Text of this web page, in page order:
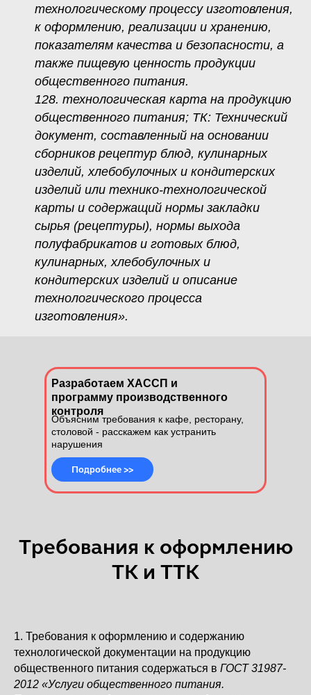
технологическому процессу изготовления,
к оформлению, реализации и хранению,
показателям качества и безопасности, а
также пищевую ценность продукции
общественного питания.
128. технологическая карта на продукцию
общественного питания; ТК: Технический
документ, составленный на основании
сборников рецептур блюд, кулинарных
изделий, хлебобулочных и кондитерских
изделий или технико-технологической
карты и содержащий нормы закладки
сырья (рецептуры), нормы выхода
полуфабрикатов и готовых блюд,
кулинарных, хлебобулочных и
кондитерских изделий и описание
технологического процесса
изготовления».
Разработаем ХАССП и
программу производственного
контроля
Объясним требования к кафе, ресторану,
столовой - расскажем как устранить
нарушения
Подробнее >>
Требования к оформлению
ТК и ТТК
1. Требования к оформлению и содержанию
технологической документации на продукцию
общественного питания содержаться в ГОСТ 31987-
2012 «Услуги общественного питания.